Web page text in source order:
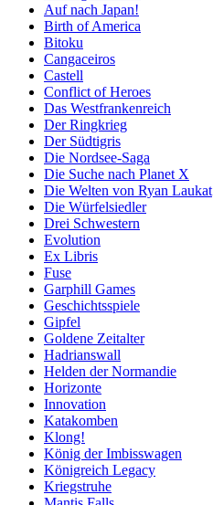
Auf nach Japan!
Birth of America
Bitoku
Cangaceiros
Castell
Conflict of Heroes
Das Westfrankenreich
Der Ringkrieg
Der Südtigris
Die Nordsee-Saga
Die Suche nach Planet X
Die Welten von Ryan Laukat
Die Würfelsiedler
Drei Schwestern
Evolution
Ex Libris
Fuse
Garphill Games
Geschichtsspiele
Gipfel
Goldene Zeitalter
Hadrianswall
Helden der Normandie
Horizonte
Innovation
Katakomben
Klong!
König der Imbisswagen
Königreich Legacy
Kriegstruhe